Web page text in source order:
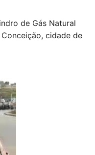
de Gás Natural
cidade de